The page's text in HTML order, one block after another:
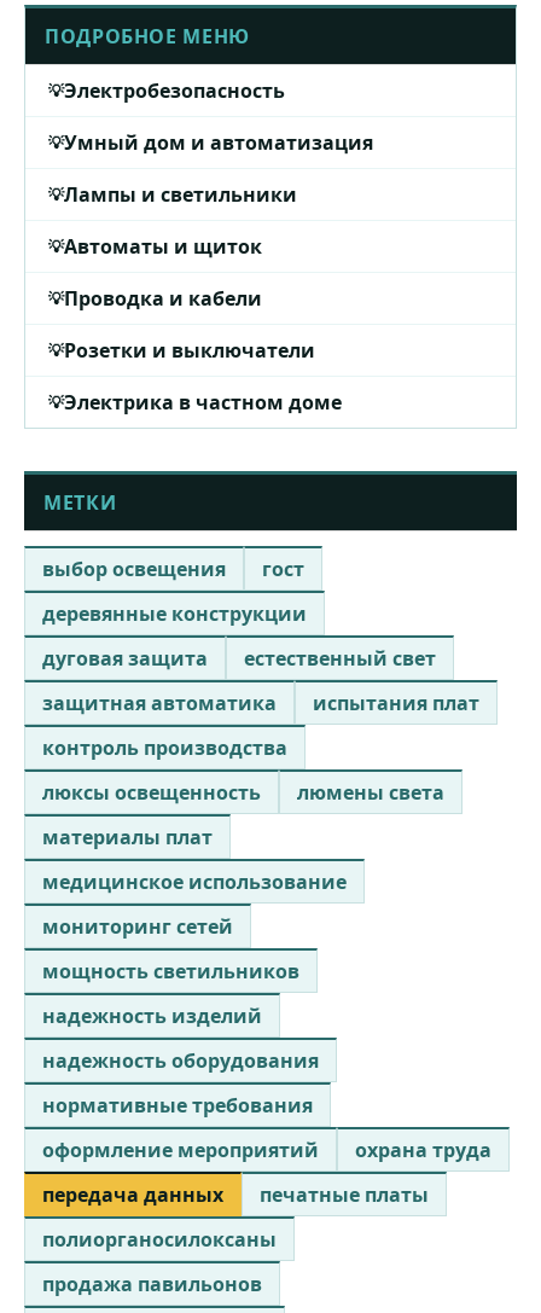
ПОДРОБНОЕ МЕНЮ
Электробезопасность
Умный дом и автоматизация
Лампы и светильники
Автоматы и щиток
Проводка и кабели
Розетки и выключатели
Электрика в частном доме
МЕТКИ
выбор освещения
гост
деревянные конструкции
дуговая защита
естественный свет
защитная автоматика
испытания плат
контроль производства
люксы освещенность
люмены света
материалы плат
медицинское использование
мониторинг сетей
мощность светильников
надежность изделий
надежность оборудования
нормативные требования
оформление мероприятий
охрана труда
передача данных
печатные платы
полиорганосилоксаны
продажа павильонов